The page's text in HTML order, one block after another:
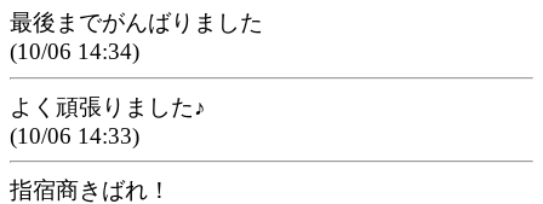
最後までがんばりました
(10/06 14:34)
よく頑張りました♪
(10/06 14:33)
指宿商きばれ！